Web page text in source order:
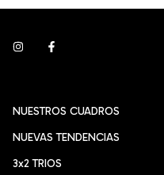
NUESTROS CUADROS
NUEVAS TENDENCIAS
3x2 TRIOS